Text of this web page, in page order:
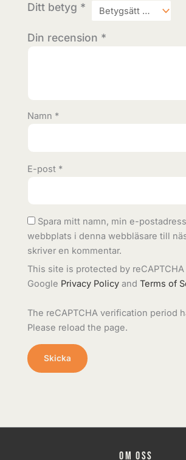
Ditt betyg *
Din recension *
Namn *
E-post *
Spara mitt namn, min e-
webbplats i denna webbläsare till
skriver en kommentar.
This site is protected by
Google Privacy Policy andTerms of
The reCAPTCHA verification period
Please reload the page.
Om oss